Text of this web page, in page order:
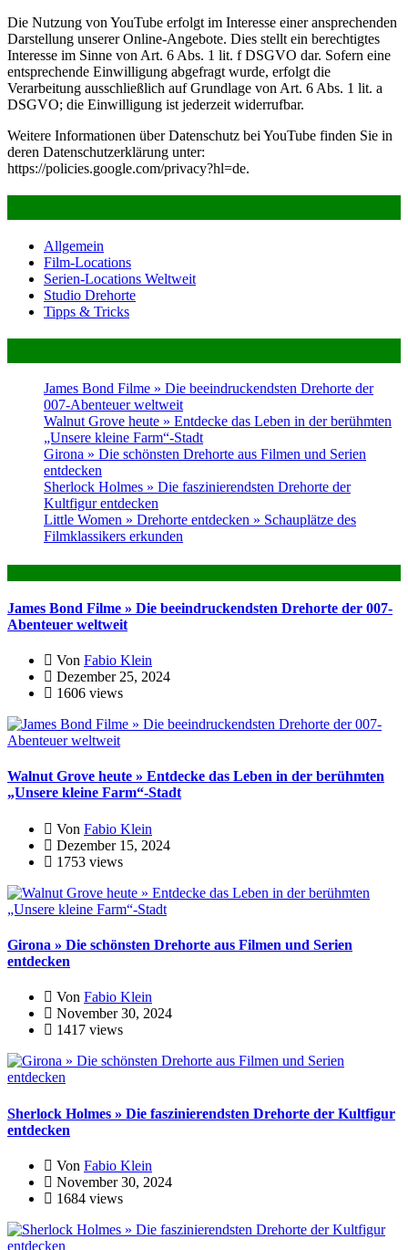
Die Nutzung von YouTube erfolgt im Interesse einer ansprechenden
Darstellung unserer Online-Angebote. Dies stellt ein berechtigtes
Interesse im Sinne von Art. 6 Abs. 1 lit. f DSGVO dar. Sofern eine
entsprechende Einwilligung abgefragt wurde, erfolgt die
Verarbeitung ausschließlich auf Grundlage von Art. 6 Abs. 1 lit. a
DSGVO; die Einwilligung ist jederzeit widerrufbar.
Weitere Informationen über Datenschutz bei YouTube finden Sie in
deren Datenschutzerklärung unter:
https://policies.google.com/privacy?hl=de.
Allgemein
Film-Locations
Serien-Locations Weltweit
Studio Drehorte
Tipps & Tricks
James Bond Filme » Die beeindruckendsten Drehorte der
007-Abenteuer weltweit
Walnut Grove heute » Entdecke das Leben in der berühmten
„Unsere kleine Farm“-Stadt
Girona » Die schönsten Drehorte aus Filmen und Serien
entdecken
Sherlock Holmes » Die faszinierendsten Drehorte der
Kultfigur entdecken
Little Women » Drehorte entdecken » Schauplätze des
Filmklassikers erkunden
James Bond Filme » Die beeindruckendsten Drehorte der 007-
Abenteuer weltweit
Von Fabio Klein
Dezember 25, 2024
1606 views
Walnut Grove heute » Entdecke das Leben in der berühmten
„Unsere kleine Farm“-Stadt
Von Fabio Klein
Dezember 15, 2024
1753 views
Girona » Die schönsten Drehorte aus Filmen und Serien
entdecken
Von Fabio Klein
November 30, 2024
1417 views
Sherlock Holmes » Die faszinierendsten Drehorte der Kultfigur
entdecken
Von Fabio Klein
November 30, 2024
1684 views